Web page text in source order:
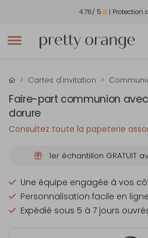
4.76/ 5 | Protection
Cartes d'invitation
Faire-part communion
dorure
Consultez toute la papeterie
1er échantillon GRATUIT
Une équipe engagée à vos
Personnalisation facile en ligne
Expédié sous 5 à 7 jours